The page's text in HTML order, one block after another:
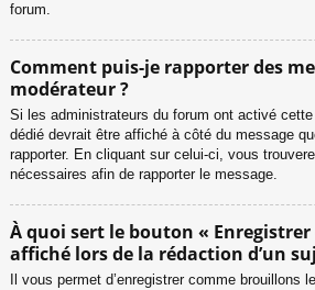
forum.
Comment puis-je rapporter des
modérateur ?
Si les administrateurs du forum ont activé
dédié devrait être affiché à côté du message
rapporter. En cliquant sur celui-ci, vous
nécessaires afin de rapporter le message.
À quoi sert le bouton «
affiché lors de la rédaction d’un
Il vous permet d’enregistrer comme brouillons